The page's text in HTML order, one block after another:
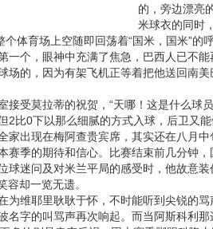
的，旁边漂亮
米球衣的同时
个体育场上空随即回荡着“国米，国米”的
一个，眼神中充满了焦急，巴西人已不
场的，因为有架飞机正等着把他送回南
受莫拉蒂的祝贺，“天哪！这是什么球
2比0下以那么细腻的方式入球，后卫又
家出现在梅阿查贵宾席，其实还在八月
赛季的期待和信心。比赛结束前几分钟
球迷问及对米兰平局的感受时，他故意装
容却一览无遗。
维耶里耿耿于怀，不时能听到尖锐的骂
名字的叫骂声再次响起。而当阿斯科利